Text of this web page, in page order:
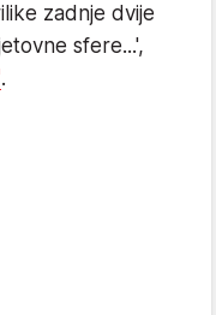
zadnje dvije
sfere...',
.